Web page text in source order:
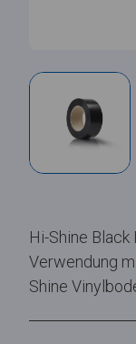
Hi-Shine
Verwendung
Shine